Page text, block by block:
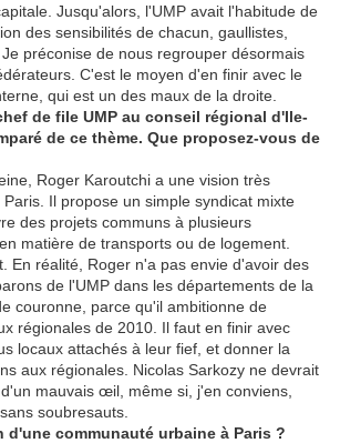
Jusqu'alors, l'UMP avait l'habitude de
des sensibilités de chacun, gaullistes,
préconise de nous regrouper désormais
C'est le moyen d'en finir avec le
qui est un des maux de la droite.
de file UMP au conseil régional d'Ile-
de ce thème. Que proposez-vous de
Roger Karoutchi a une vision très
Il propose un simple syndicat mixte
des projets communs à plusieurs
matière de transports ou de logement.
En réalité, Roger n'a pas envie d'avoir des
de l'UMP dans les départements de la
couronne, parce qu'il ambitionne de
régionales de 2010. Il faut en finir avec
locaux attachés à leur fief, et donner la
aux régionales. Nicolas Sarkozy ne devrait
mauvais œil, même si, j'en conviens,
soubresauts.
d'une communauté urbaine à Paris ?